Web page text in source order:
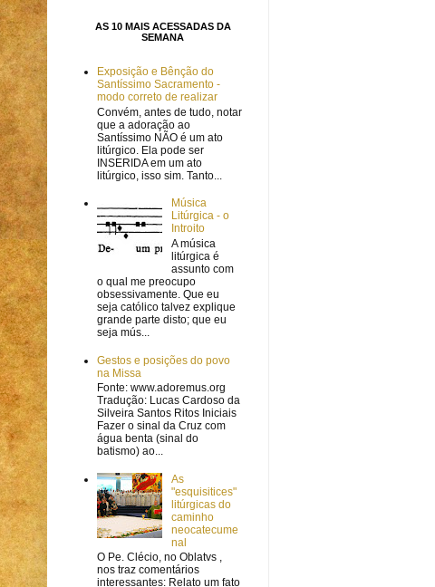
AS 10 MAIS ACESSADAS DA
SEMANA
Exposição e Bênção do
Santíssimo Sacramento -
modo correto de realizar
Convém, antes de tudo, notar
que a adoração ao
Santíssimo NÃO é um ato
litúrgico. Ela pode ser
INSERIDA em um ato
litúrgico, isso sim. Tanto...
Música
Litúrgica - o
Introito
A música
litúrgica é
assunto com
o qual me preocupo
obsessivamente. Que eu
seja católico talvez explique
grande parte disto; que eu
seja mús...
Gestos e posições do povo
na Missa
Fonte: www.adoremus.org
Tradução: Lucas Cardoso da
Silveira Santos Ritos Iniciais
Fazer o sinal da Cruz com
água benta (sinal do
batismo) ao...
As
"esquisitices"
litúrgicas do
caminho
neocatecume
nal
O Pe. Clécio, no Oblatvs ,
nos traz comentários
interessantes: Relato um fato